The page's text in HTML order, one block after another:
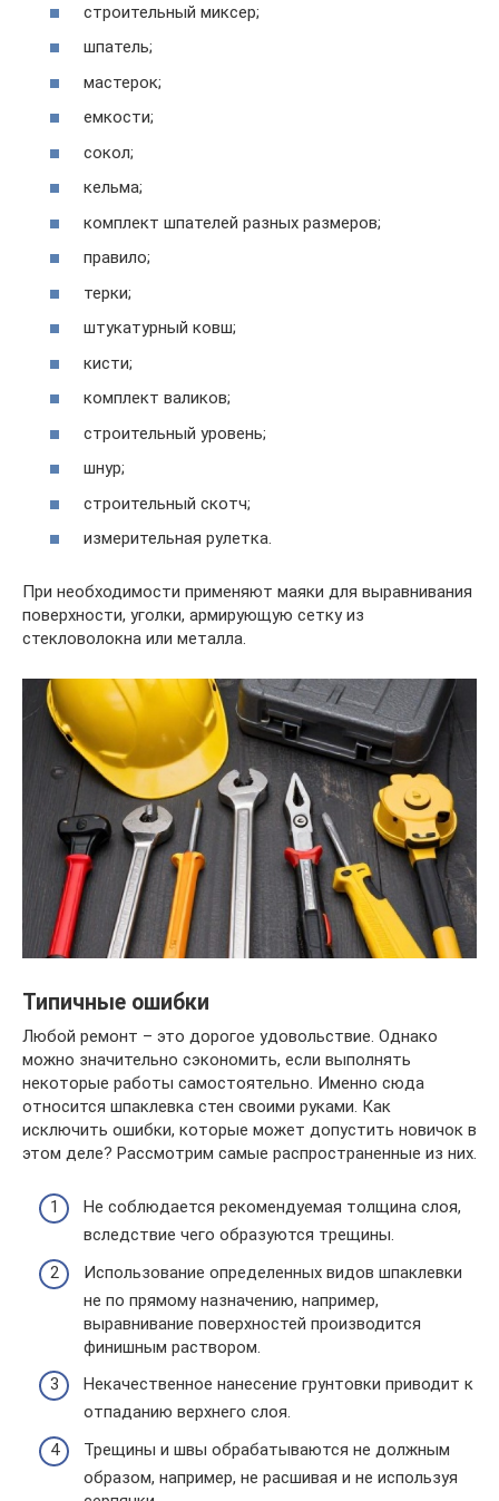
строительный миксер;
шпатель;
мастерок;
емкости;
сокол;
кельма;
комплект шпателей разных размеров;
правило;
терки;
штукатурный ковш;
кисти;
комплект валиков;
строительный уровень;
шнур;
строительный скотч;
измерительная рулетка.
При необходимости применяют маяки для выравнивания
поверхности, уголки, армирующую сетку из
стекловолокна или металла.
Типичные ошибки
Любой ремонт – это дорогое удовольствие. Однако
можно значительно сэкономить, если выполнять
некоторые работы самостоятельно. Именно сюда
относится шпаклевка стен своими руками. Как
исключить ошибки, которые может допустить новичок в
этом деле? Рассмотрим самые распространенные из них.
Не соблюдается рекомендуемая толщина слоя,
вследствие чего образуются трещины.
Использование определенных видов шпаклевки
не по прямому назначению, например,
выравнивание поверхностей производится
финишным раствором.
Некачественное нанесение грунтовки приводит к
отпаданию верхнего слоя.
Трещины и швы обрабатываются не должным
образом, например, не расшивая и не используя